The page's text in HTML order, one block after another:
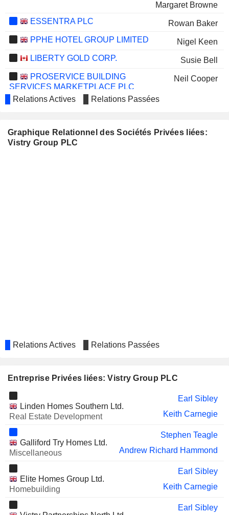
Margaret Browne
ESSENTRA PLC
Rowan Baker
PPHE HOTEL GROUP LIMITED
Nigel Keen
LIBERTY GOLD CORP.
Susie Bell
PROSERVICE BUILDING
SERVICES MARKETPLACE PLC
Neil Cooper
HELICAL PLC
SAVILLS PLC
HILTON GRAND VACATIONS
INC.
STELRAD GROUP PLC
Relations Actives Relations Passées
Graphique Relationnel des Sociétés Privées liées:
Vistry Group PLC
Relations Actives Relations Passées
Entreprise Privées liées: Vistry Group PLC
Linden Homes Southern Ltd.
Real Estate Development
Earl Sibley
Keith Carnegie
Galliford Try Homes Ltd.
Miscellaneous
Stephen Teagle
Andrew Richard Hammond
Elite Homes Group Ltd.
Homebuilding
Earl Sibley
Keith Carnegie
Earl Sibley